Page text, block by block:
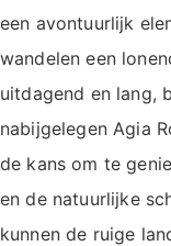
een avontuurlijk
wandelen een
uitdagend en lang,
nabijgelegen Agia
de kans om te
en de natuurlijke
kunnen de ruige